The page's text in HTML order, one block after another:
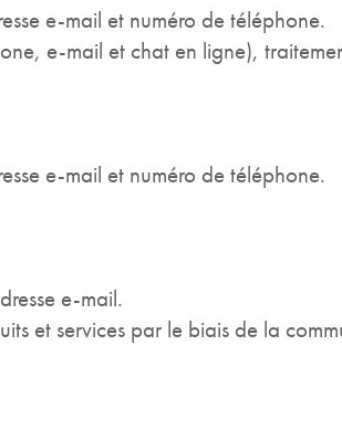
e-mail et numéro de téléphone.
e-mail et chat en ligne),
e-mail et numéro de téléphone.
e-mail.
et services par le biais de la